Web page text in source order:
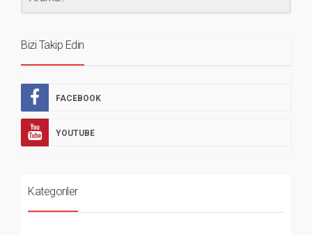
Bizi Takip Edin
FACEBOOK
YOUTUBE
Kategoriler